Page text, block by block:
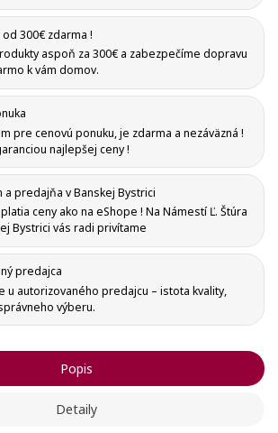
300€ zdarma !
aspoň za 300€ a zabezpečíme dopravu
k vám domov.
pre cenovú ponuku, je zdarma a nezáväzná !
najlepšej ceny !
a predajňa v Banskej Bystrici
ceny ako na eShope ! Na Námestí Ľ. Štúra
Bystrici vás radi privítame
predajca
u autorizovaného predajcu – istota kvality,
výberu.
Popis
Detaily
želaní